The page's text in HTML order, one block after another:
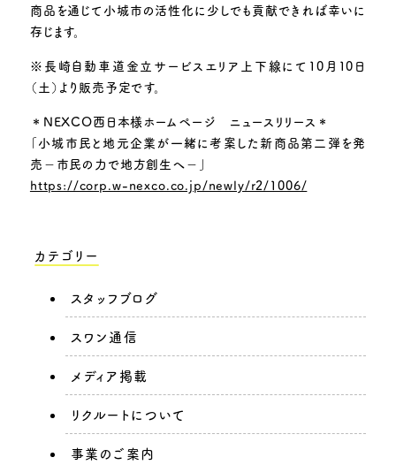
商品を通じて小城市の活性化に少しでも貢献できれば幸いに
存じます。
※長崎自動車道金立サービスエリア上下線にて10月10日
（土）より販売予定です。
＊NEXCO西日本様ホームページ ニュースリリース＊
「小城市民と地元企業が一緒に考案した新商品第二弾を発
売－市民の力で地方創生へ－」
https://corp.w-nexco.co.jp/newly/r2/1006/
カテゴリー
スタッフブログ
スワン通信
メディア掲載
リクルートについて
事業のご案内